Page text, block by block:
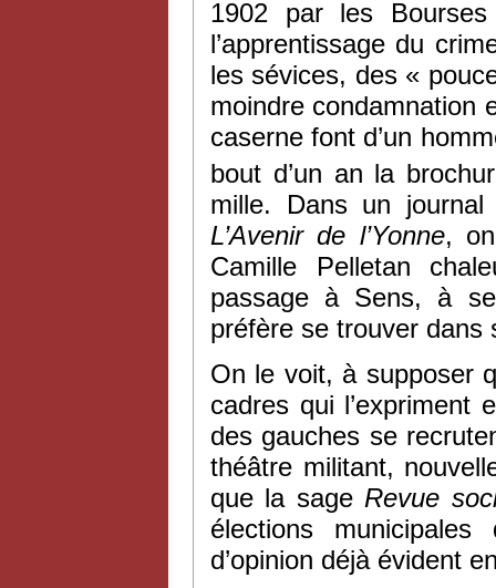
1902 par les
l’apprentissage du
les sévices, des «
moindre condamnation
caserne font d’un
bout d’un an la
mille. Dans un
L’Avenir de l’Yonne,
Camille Pelletan
passage à Sens, à
préfère se trouver dans
On le voit, à supposer
cadres qui l’expriment
des gauches se
théâtre militant,
que la sage Revue
élections
d’opinion déjà évident